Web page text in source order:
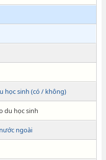
học sinh (có / không)
du học sinh
ngoài